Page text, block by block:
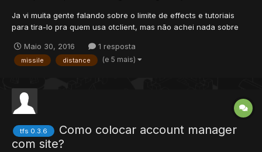
Ja vi muita gente falando sobre o limite de effects e tutoriais
para tira-lo pra quem usa otclient, mas não achei nada sobre
que não esta funcionando os Missiles com numero + que 40,
alguem sabe como arrumar ? tenho sources.
Maio 30, 2016 1 resposta
missile distance (e 5 mais)
tfs 0.3.6
Como colocar account manager
com site?